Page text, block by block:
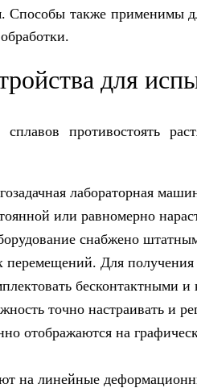
также применимы
для
противостоять
лабораторная
или равномерно
снабжено
Для
бесконтактными
точно настраивать и
отображаются на
на линейные